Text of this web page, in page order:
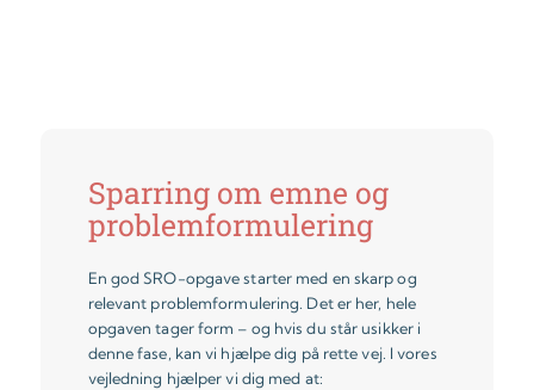
Sparring om emne og
problemformulering
En god SRO-opgave starter med en skarp og
relevant problemformulering. Det er her, hele
opgaven tager form – og hvis du står usikker i
denne fase, kan vi hjælpe dig på rette vej. I vores
vejledning hjælper vi dig med at: